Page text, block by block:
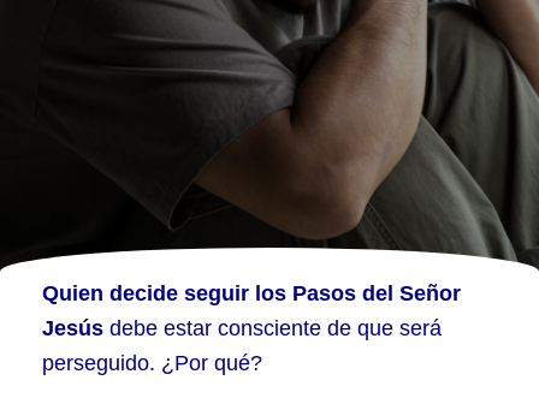
¿Por
qué
me
Quien decide seguir los Pasos del Señor
Jesús debe estar consciente de que será
perseguido. ¿Por qué?